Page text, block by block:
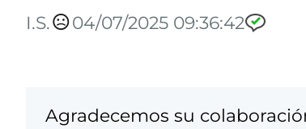
I.S. 04/07/2025 09:36:42
Agradecemos su